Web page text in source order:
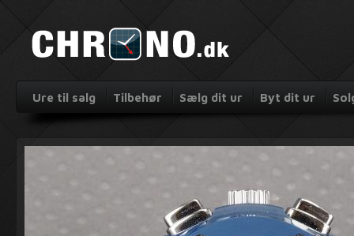
Ure til salg Tilbehør Sælg dit ur Byt dit ur